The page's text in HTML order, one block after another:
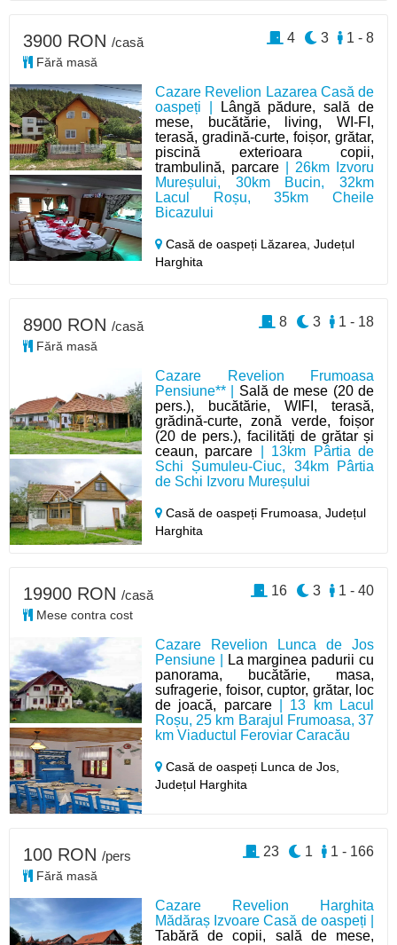
Cazare Revelion Lazarea Casă de
oaspeți |
Lângă pădure, sală de
mese, bucătărie, living, WI-FI,
terasă, gradină-curte, foișor, grătar,
piscină exterioara copii,
trambulină, parcare | 26km Izvoru
Mureșului, 30km Bucin, 32km
Lacul Roșu, 35km Cheile
Bicazului
Casă de oaspeți Lăzarea,Județul
Harghita
3900 RON /casă
Fără masă
1 - 8
3
4
Cazare Revelion Frumoasa
Pensiune** | Sală de mese (20 de
pers.), bucătărie, WIFI, terasă,
grădină-curte, zonă verde, foișor
(20 de pers.), facilități de grătar și
ceaun, parcare | 13km Pârtia de
Schi Șumuleu-Ciuc, 34km Pârtia
de Schi Izvoru Mureșului
Casă de oaspeți Frumoasa,Județul
Harghita
8900 RON /casă
Fără masă
1 - 18
3
8
Cazare Revelion Lunca de Jos
Pensiune |
La marginea padurii cu
panorama, bucătărie, masa,
sufragerie, foisor, cuptor, grătar, loc
de joacă, parcare| 13 km Lacul
Roșu, 25 km Barajul Frumoasa, 37
km Viaductul Feroviar Caracău
Casă de oaspeți Lunca de Jos,
Județul Harghita
19900 RON /casă
Mese contra cost
1 - 40
3
16
Cazare Revelion Harghita
Mădăraș Izvoare Casă de oaspeți |
Tabără de copii, sală de mese,
100 RON /pers
Fără masă
1 - 166
1
23